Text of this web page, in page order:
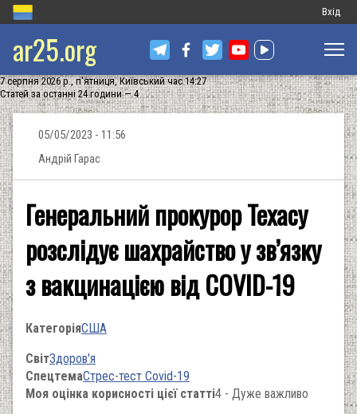
Меню
запису
Вхід
ar25.org
7 серпня 2026 р., п'ятниця, Київський час 14:27
Статей за останні 24 години — 4
05/05/2023 - 11:56
Андрій Гарас
Генеральний прокурор Техасу
розслідує шахрайство у зв’язку
з вакцинацією від COVID-19
КатегоріяСША
СвітЗдоров'я
СпецтемаСтрес-тест Covid-19
Моя оцінка корисності цієї статті4 - Дуже важливо